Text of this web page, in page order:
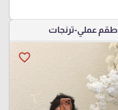
طقم عملي-ترنجات
favorite_border